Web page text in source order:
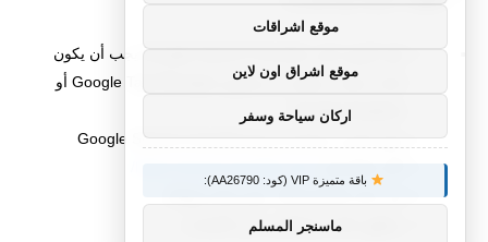
قبل التوجه إلى Google Search Console يجب أن يكون
لديك حساب مفعل عن طريق Google Tag Manager أو
Google Analytics.
نفس البريد يستخدم لربط Google Search Console
ستظهر قائمة بها العديد من الخيارات
موقع اشراقات
موقع اشراق اون لاين
اركان سياحة وسفر
باقة متميزة VIP (كود: AA26790):
ماسنجر المسلم